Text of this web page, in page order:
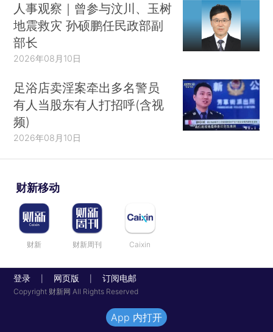
人事观察｜曾参与汶川、玉树
地震救灾 孙硕鹏任民政部副
部长
2026年08月10日
足浴店卖淫案牵出多名警员
有人当股东有人打招呼(含视
频)
2026年08月10日
财新移动
财新 财新周刊 Caixin
登录 网页版 订阅电邮
Copyright 财新网 All Rights Reserved
App 内打开